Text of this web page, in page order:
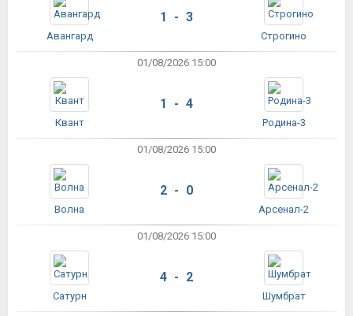
Авангард
1 - 3
Строгино
01/08/2026 15:00
Квант
1 - 4
Родина-3
01/08/2026 15:00
Волна
2 - 0
Арсенал-2
01/08/2026 15:00
Сатурн
4 - 2
Шумбрат